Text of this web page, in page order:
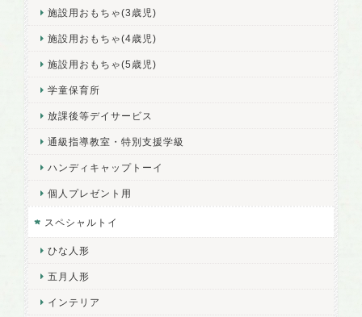
施設用おもちゃ(3歳児)
施設用おもちゃ(4歳児)
施設用おもちゃ(5歳児)
学童保育所
放課後等デイサービス
通級指導教室・特別支援学級
ハンディキャップトーイ
個人プレゼント用
スペシャルトイ
ひな人形
五月人形
インテリア